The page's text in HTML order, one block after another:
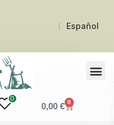
Español
0
0,00€ 0